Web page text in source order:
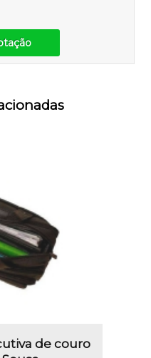
de couro